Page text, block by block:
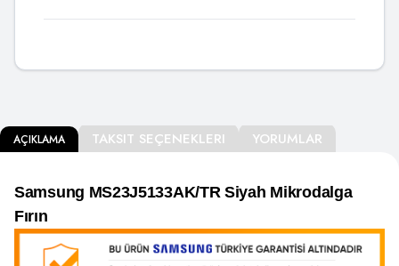
AÇIKLAMA TAKSIT SEÇENEKLERI YORUMLAR
Samsung MS23J5133AK/TR Siyah Mikrodalga
Fırın